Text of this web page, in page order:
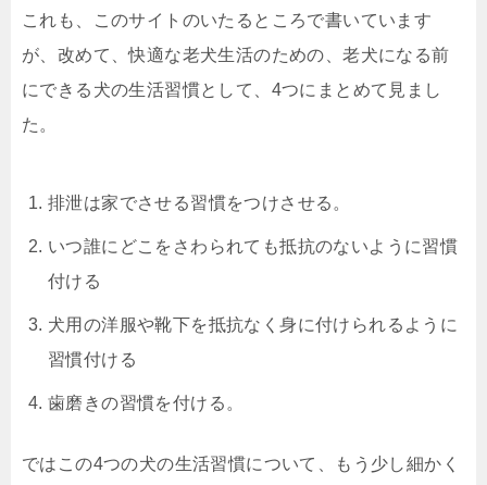
これも、このサイトのいたるところで書いています
が、改めて、快適な老犬生活のための、老犬になる前
にできる犬の生活習慣として、4つにまとめて見まし
た。
排泄は家でさせる習慣をつけさせる。
いつ誰にどこをさわられても抵抗のないように習慣
付ける
犬用の洋服や靴下を抵抗なく身に付けられるように
習慣付ける
歯磨きの習慣を付ける。
ではこの4つの犬の生活習慣について、もう少し細かく